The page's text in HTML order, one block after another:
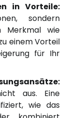
in Vorteile:
sondern
Merkmal wie
einem Vorteil
für Ihr
aus. Eine
wie das